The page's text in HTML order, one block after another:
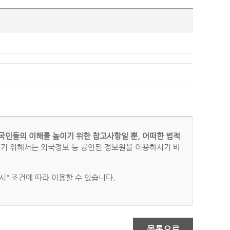
민들의 이해를 높이기 위한 참고사항일 뿐, 어떠한 법적
위해서는 외국정보 등 공인된 정보원을 이용하시기 바
" 조건에 따라 이용할 수 있습니다.